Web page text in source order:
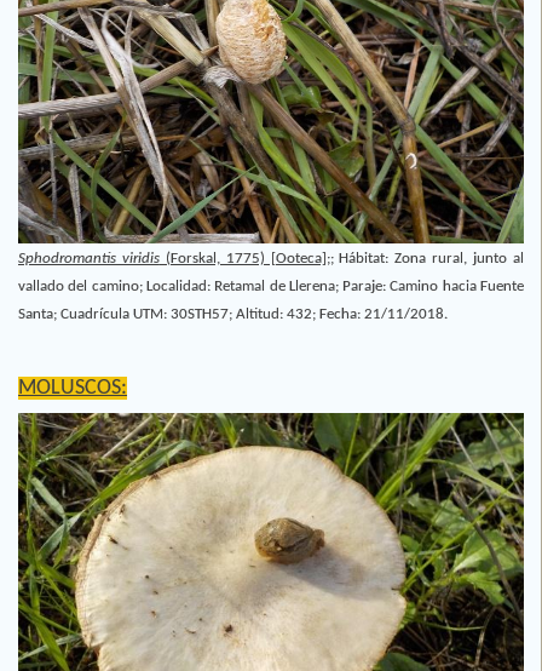
Sphodromantis viridis(Forskal, 1775) [Ooteca];;Hábitat: Zona rural, junto al
vallado del camino; Localidad: Retamal de Llerena; Paraje: Camino hacia Fuente
Santa; Cuadrícula UTM: 30STH57; Altitud: 432; Fecha: 21/11/2018.
MOLUSCOS: